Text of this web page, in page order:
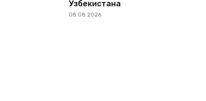
Узбекистана
08.08.2026